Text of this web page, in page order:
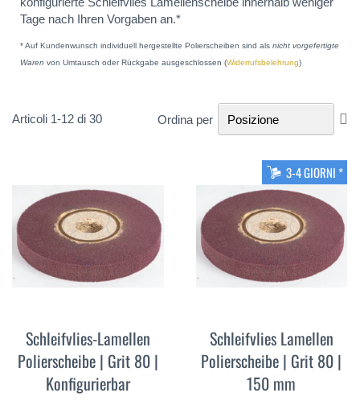
Tage nach Ihren Vorgaben an.*
* Auf Kundenwunsch individuell hergestellte Polierscheiben sind als nicht vorgefertigte
Waren von Umtausch oder Rückgabe ausgeschlossen (Widerrufsbelehrung)
Articoli 1-12 di 30 Ordina per
Schleifvlies-Lamellen
Polierscheibe | Grit 80 |
Konfigurierbar
3-4 GIORNI *
Schleifvlies Lamellen
Polierscheibe | Grit 80 |
150 mm